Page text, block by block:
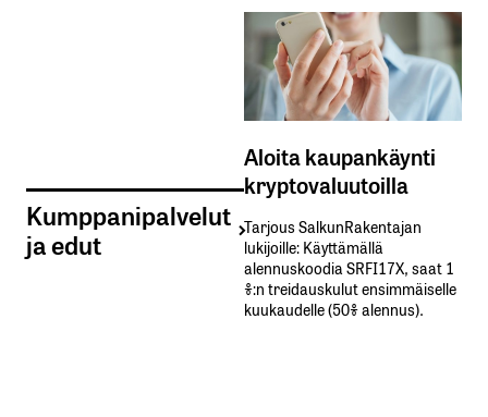
Kumppanipalvelut
ja edut
Aloita kaupankäynti
kryptovaluutoilla
Tarjous SalkunRakentajan
lukijoille: Käyttämällä​ ​
alennuskoodia​ ​SRFI17X,​ ​saat​ ​1
%:n treidauskulut​ ​ensimmäiselle​ ​
kuukaudelle​ ​(50%​ ​alennus).